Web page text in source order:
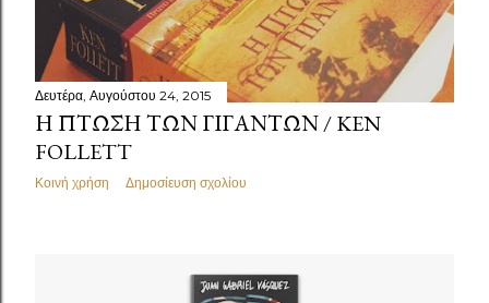
Δευτέρα, Αυγούστου 24, 2015
Η ΠΤΏΣΗ ΤΩΝ ΓΙΓΆΝΤΩΝ / KEN
FOLLETT
Κοινή χρήση Δημοσίευση σχολίου